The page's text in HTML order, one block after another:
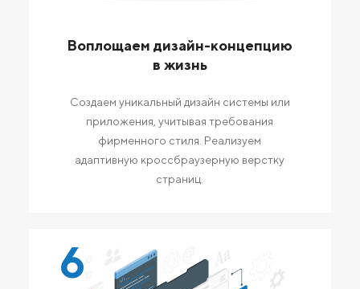
Воплощаем дизайн-концепцию
в жизнь
Создаем уникальный дизайн системы или
приложения, учитывая требования
фирменного стиля. Реализуем
адаптивную кроссбраузерную верстку
страниц.
6